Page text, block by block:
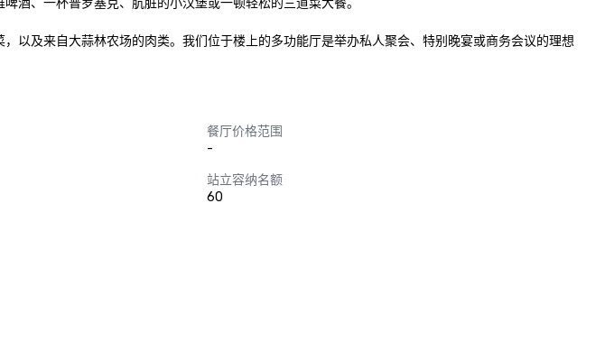
酒、一杯普罗塞克、肮脏的小汉堡或一顿轻松的三道菜大餐。
以及来自大蒜林农场的肉类。我们位于楼上的多功能厅是举办私人聚会、特别晚宴或商务会议的理想
餐厅价格范围
-
站立容纳名额
60